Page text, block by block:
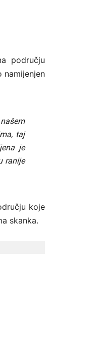
području
namijenjen
taj
je
ranije
koje
skanka.